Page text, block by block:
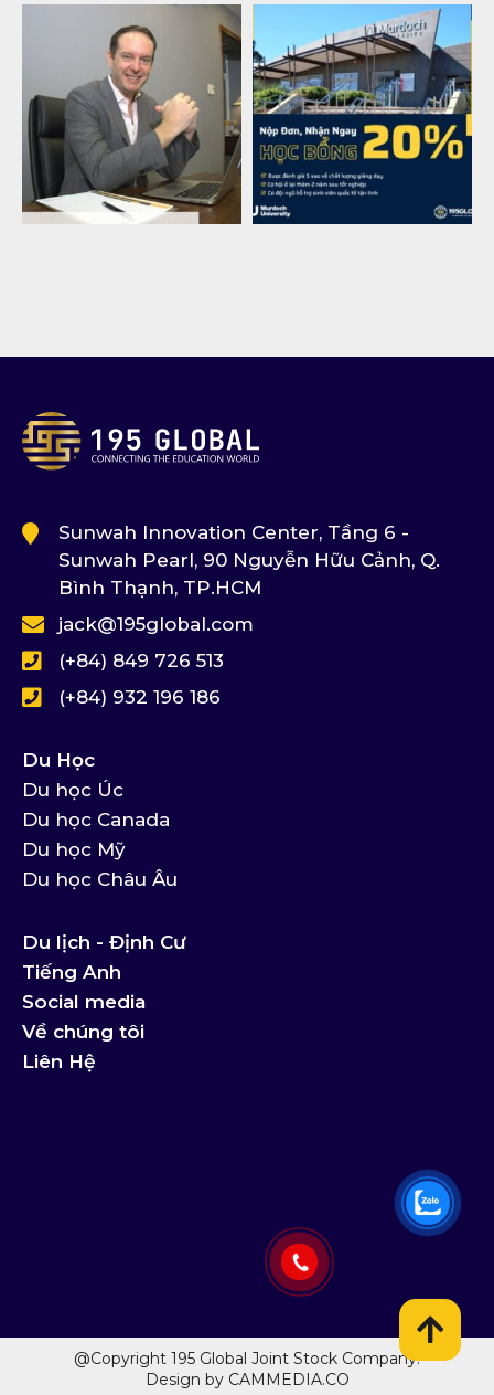
Sunwah Innovation Center, Tầng 6 -
Sunwah Pearl, 90 Nguyễn Hữu Cảnh, Q.
Bình Thạnh, TP.HCM
jack@195global.com
(+84) 849 726 513
(+84) 932 196 186
Du Học
Du học Úc
Du học Canada
Du học Mỹ
Du học Châu Âu
Du lịch - Định Cư
Tiếng Anh
Social media
Về chúng tôi
Liên Hệ
@Copyright 195 Global Joint Stock Company.
Design by CAMMEDIA.CO